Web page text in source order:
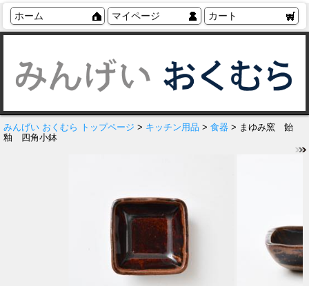
ホーム マイページ カート
みんげい おくむら トップページ > キッチン用品 > 食器 > まゆみ窯 飴
釉 四角小鉢